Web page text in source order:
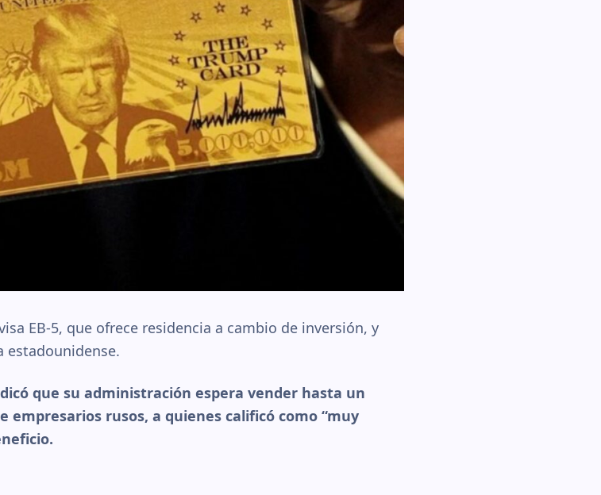
EB-5, que ofrece residencia a cambio de inversión, y
estadounidense.
que su administración espera vender hasta un
empresarios rusos, a quienes calificó como “muy